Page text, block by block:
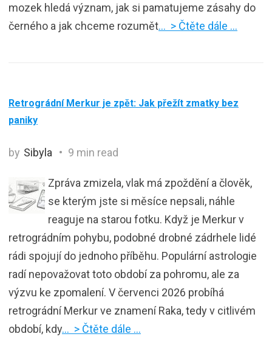
mozek hledá význam, jak si pamatujeme zásahy do
černého a jak chceme rozumět… > Čtěte dále …
Retrográdní Merkur je zpět: Jak přežít zmatky bez
paniky
by Sibyla 9 min read
Zpráva zmizela, vlak má zpoždění a člověk,
se kterým jste si měsíce nepsali, náhle
reaguje na starou fotku. Když je Merkur v
retrográdním pohybu, podobné drobné zádrhele lidé
rádi spojují do jednoho příběhu. Populární astrologie
radí nepovažovat toto období za pohromu, ale za
výzvu ke zpomalení. V červenci 2026 probíhá
retrográdní Merkur ve znamení Raka, tedy v citlivém
období, kdy… > Čtěte dále …